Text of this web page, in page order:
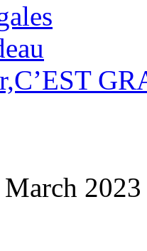
2023